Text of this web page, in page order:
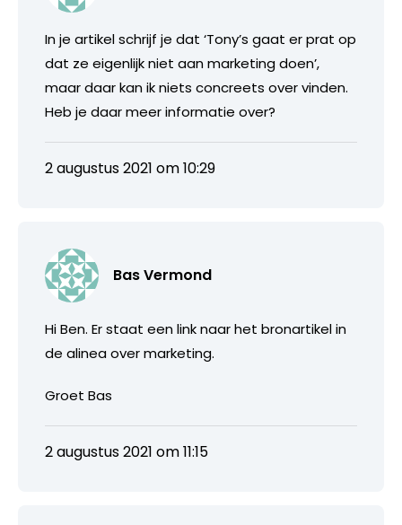
In je artikel schrijf je dat ‘Tony’s gaat er prat op
dat ze eigenlijk niet aan marketing doen’,
maar daar kan ik niets concreets over vinden.
Heb je daar meer informatie over?
2 augustus 2021 om 10:29
Bas Vermond
Hi Ben. Er staat een link naar het bronartikel in
de alinea over marketing.
Groet Bas
2 augustus 2021 om 11:15